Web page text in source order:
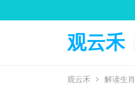
观云禾
观云禾 解读生肖